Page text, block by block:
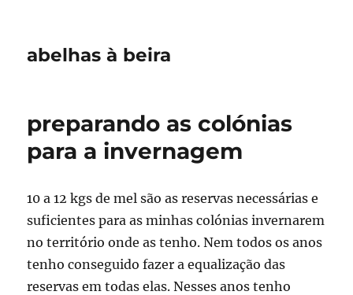
abelhas à beira
preparando as colónias
para a invernagem
10 a 12 kgs de mel são as reservas necessárias e
suficientes para as minhas colónias invernarem
no território onde as tenho. Nem todos os anos
tenho conseguido fazer a equalização das
reservas em todas elas. Nesses anos tenho